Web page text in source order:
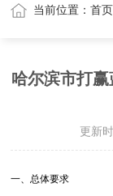
当前位置：首页
哈尔滨市打
更新
一、总体要求